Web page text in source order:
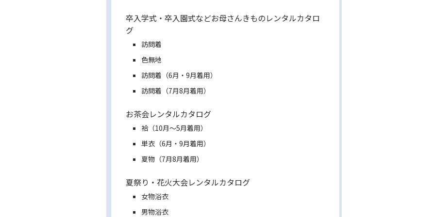
卒入学式・卒入園式などお母さんきものレンタルカタロ
グ
訪問着
色無地
訪問着（6月・9月着用）
訪問着（7月8月着用）
お茶会レンタルカタログ
袷（10月～5月着用）
単衣（6月・9月着用）
夏物（7月8月着用）
夏祭り・花火大会レンタルカタログ
女物浴衣
男物浴衣